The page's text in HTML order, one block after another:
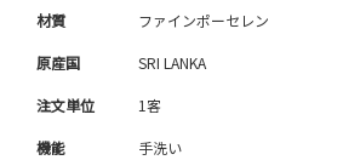
材質 ファインポーセレン
原産国 SRI LANKA
注文単位 1客
機能 手洗い